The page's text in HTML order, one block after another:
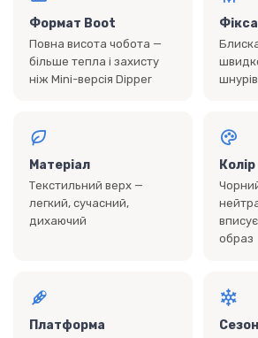
Формат Boot
Повна висота чобота —
більше тепла і захисту
ніж Mini-версія Dipper
Матеріал
Текстильний верх —
легкий, сучасний,
дихаючий
Колір
образ
Платформа Сезон